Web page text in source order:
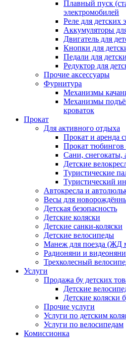
Плавный пуск
электромобилей
Реле для детских
Аккумуляторы
Двигатель для
Кнопки для
Педали для
Редуктор для
Прочие аксессуары
Фурнитура
Механизмы
Механизмы
кроваток
Прокат
Для активного отдыха
Прокат и аренда
Прокат тюбингов
Сани, снегокаты,
Детские
Туристические
Туристический
Автокресла и
Весы для
Детская безопасность
Детские коляски
Детские санки-коляски
Детские велосипеды
Манеж для поезда (ЖД
Радионяни и видеоняни
Трехколесный
Услуги
Продажа бу детских
Детские
Детские коляски
Прочие услуги
Услуги по детским
Услуги по велосипедам
Комиссионка